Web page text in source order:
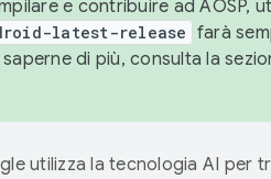
e contribuire ad AOSP,
latest-release farà
di più, consulta la
utilizza la tecnologia AI per